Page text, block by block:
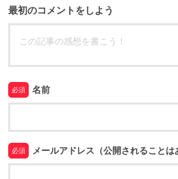
最初のコメントをしよう
必須 名前
必須 メールアドレス（公開されることは